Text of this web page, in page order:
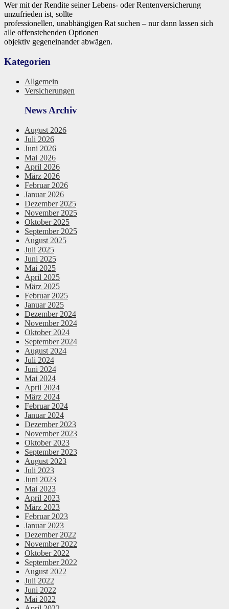
Wer mit der Rendite seiner Lebens- oder Rentenversicherung
unzufrieden ist, sollte
professionellen, unabhängigen Rat suchen – nur dann lassen sich
alle offenstehenden Optionen
objektiv gegeneinander abwägen.
Kategorien
Allgemein
Versicherungen
News Archiv
August 2026
Juli 2026
Juni 2026
Mai 2026
April 2026
März 2026
Februar 2026
Januar 2026
Dezember 2025
November 2025
Oktober 2025
September 2025
August 2025
Juli 2025
Juni 2025
Mai 2025
April 2025
März 2025
Februar 2025
Januar 2025
Dezember 2024
November 2024
Oktober 2024
September 2024
August 2024
Juli 2024
Juni 2024
Mai 2024
April 2024
März 2024
Februar 2024
Januar 2024
Dezember 2023
November 2023
Oktober 2023
September 2023
August 2023
Juli 2023
Juni 2023
Mai 2023
April 2023
März 2023
Februar 2023
Januar 2023
Dezember 2022
November 2022
Oktober 2022
September 2022
August 2022
Juli 2022
Juni 2022
Mai 2022